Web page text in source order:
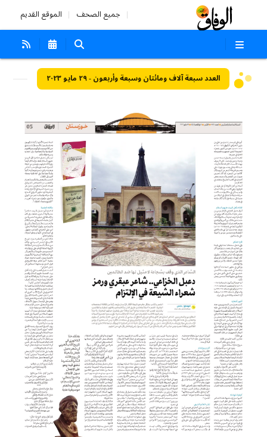
جميع الصحف الموقع القديم
العدد سبعة آلاف ومائتان وسبعة وأربعون - ٢٩ مايو ٢٠٢٣